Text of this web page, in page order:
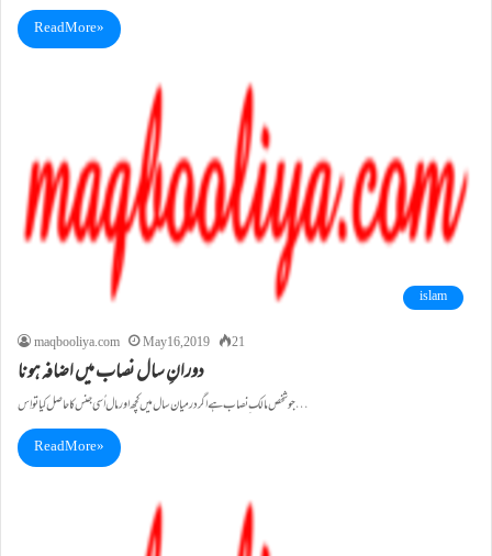
Read More »
islam
maqbooliya.com
May 16, 2019 21
دورانِ سال نصاب میں اضافہ ہونا
جو شخص مالک ِنصاب ہے اگر درمیان سال میں کچھ اور مال اُسی جنس کا حاصل کیا تو اِس…
Read More »